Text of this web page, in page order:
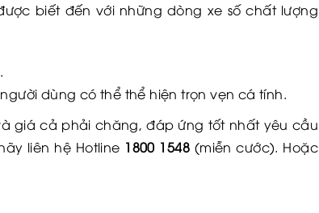
biết đến với những dòng xe số chất lượng
dùng có thể thể hiện trọn vẹn cá tính.
giá cả phải chăng, đáp ứng tốt nhất yêu cầu
liên hệ Hotline 1800 1548 (miễn cước). Hoặc